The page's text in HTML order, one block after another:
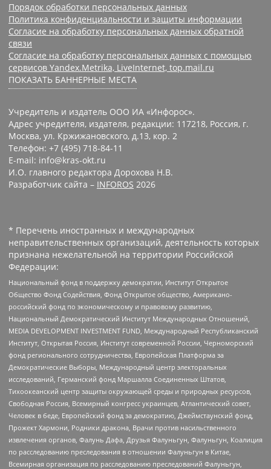
Порядок обработки персональных данных
Политика конфиденциальности и защиты информации
Согласие на обработку персональных данных обратной
связи
Согласие на обработку персональных данных с помощью
сервисов Yandex.Metrika, LiveInternet, top.mail.ru
ПОКАЗАТЬ БАННЕРНЫЕ МЕСТА
Учредитель и издатель ООО ИА «Инфорос».
Адрес учредителя, издателя, редакции: 117218, Россия, г.
Москва, ул. Кржижановского, д.13, кор. 2
Телефон: +7 (495) 718-84-11
E-mail: info@kras-okt.ru
И.О. главного редактора Дорохова Н.В.
Разработчик сайта – INFOROS 2026
* Перечень иностранных и международных
неправительственных организаций, деятельность которых
признана нежелательной на территории Российской
Федерации:
Национальный фонд в поддержку демократии, Институт Открытое
Общество Фонд Содействия, Фонд Открытое общество, Американо-
российский фонд по экономическому и правовому развитию,
Национальный Демократический Институт Международных Отношений,
MEDIA DEVELOPMENT INVESTMENT FUND, Международный Республиканский
Институт, Открытая Россия, Институт современной России, Черноморский
фонд регионального сотрудничества, Европейская Платформа за
Демократические Выборы, Международный центр электоральных
исследований, Германский фонд Маршалла Соединенных Штатов,
Тихоокеанский центр защиты окружающей среды и природных ресурсов,
Свободная Россия, Всемирный конгресс украинцев, Атлантический совет,
Человек в беде, Европейский фонд за демократию, Джеймстаунский фонд,
Прожект Хармони, Родники дракона, Врачи против насильственного
извлечения органов, Фалунь Дафа, Друзья Фалуньгун, Фалуньгун, Коалиция
по расследованию преследования в отношении Фалуньгун в Китае,
Всемирная организация по расследованию преследований Фалуньгун,